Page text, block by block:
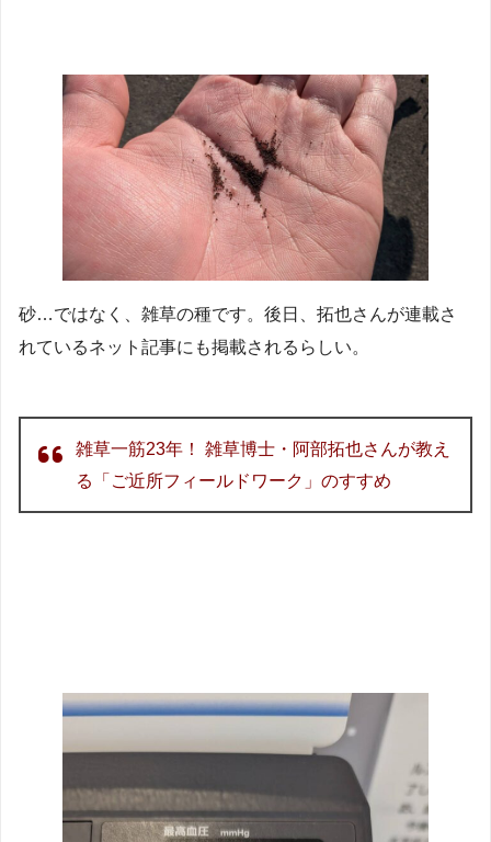
砂…ではなく、雑草の種です。後日、拓也さんが連載さ
れているネット記事にも掲載されるらしい。
雑草一筋23年！ 雑草博士・阿部拓也さんが教え
る「ご近所フィールドワーク」のすすめ